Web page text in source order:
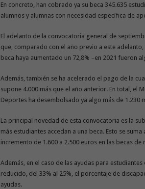
En concreto, han cobrado ya su beca 345.635
alumnos y alumnas con necesidad específica de
El adelanto de la convocatoria general de
que, comparado con el año previo a este
beca haya aumentado un 72,8% –en 2021 fueron
Además, también se ha acelerado el pago de la
supone 4.000 más que el año anterior. En total, el
Deportes ha desembolsado ya algo más de 1.230
La principal novedad de esta convocatoria es la
más estudiantes accedan a una beca. Esto se
incremento de 1.600 a 2.500 euros en las becas de
Además, en el caso de las ayudas para
reducido, del 33% al 25%, el porcentaje de
ayudas.